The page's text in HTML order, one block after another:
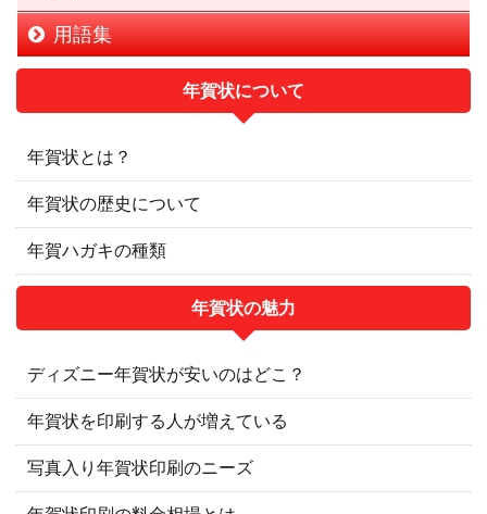
用語集
年賀状について
年賀状とは？
年賀状の歴史について
年賀ハガキの種類
年賀状の魅力
ディズニー年賀状が安いのはどこ？
年賀状を印刷する人が増えている
写真入り年賀状印刷のニーズ